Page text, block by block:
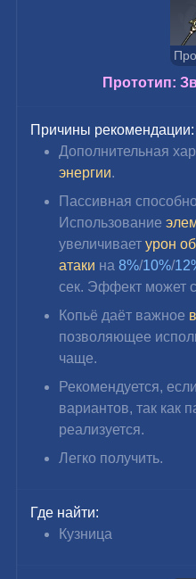
Прототип:
Причины рекомендации:
Дополнительная
энергии.
Пассивная
Использование
увеличивает урон
атаки на 8%/10%/
сек. Эффект может
Копьё даёт важное
позволяющее
чаще.
Рекомендуется,
вариантов, так как
реализуется.
Легко получить.
Где найти:
Кузница